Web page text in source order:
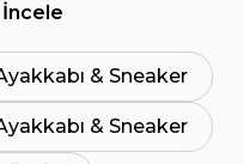
İncele
& Sneaker
& Sneaker